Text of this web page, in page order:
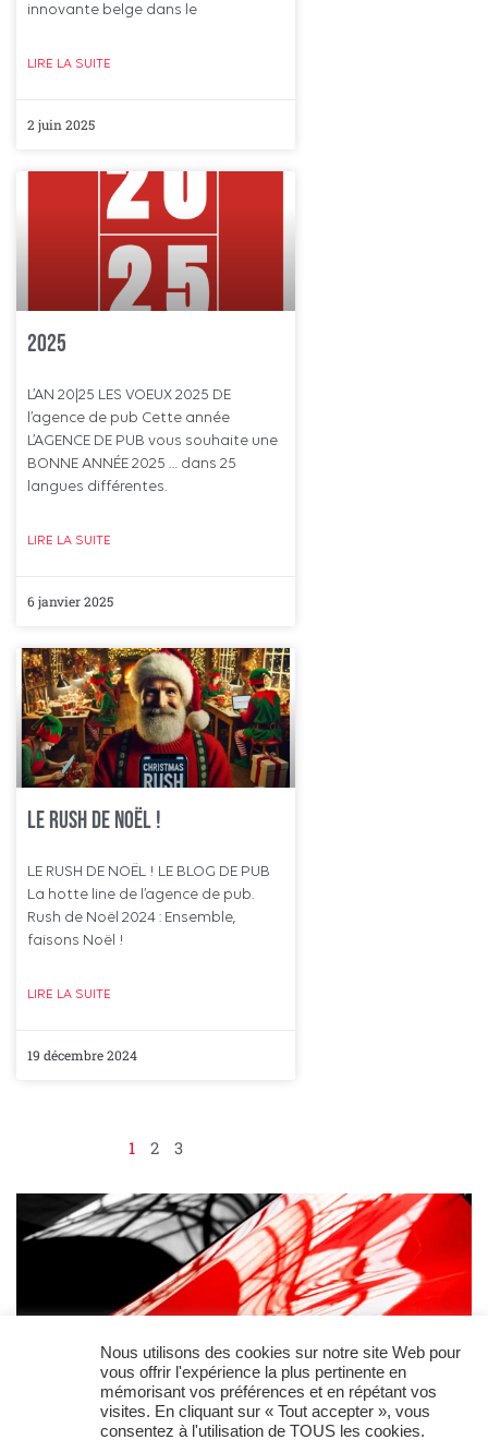
innovante belge dans le
LIRE LA SUITE
2 juin 2025
2025
L’AN 20|25 LES VOEUX 2025 DE
l’agence de pub Cette année
L’AGENCE DE PUB vous souhaite une
BONNE ANNÉE 2025 … dans 25
langues différentes.
LIRE LA SUITE
6 janvier 2025
Le rush de noël !
LE RUSH DE NOËL ! LE BLOG DE PUB
La hotte line de l’agence de pub.
Rush de Noël 2024 : Ensemble,
faisons Noël !
LIRE LA SUITE
19 décembre 2024
1 2 3
Nous utilisons des cookies sur notre site Web pour
vous offrir l'expérience la plus pertinente en
mémorisant vos préférences et en répétant vos
visites. En cliquant sur « Tout accepter », vous
consentez à l'utilisation de TOUS les cookies.